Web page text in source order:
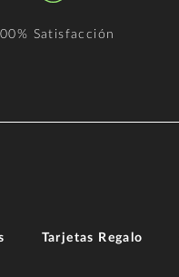
Satisfacción
Tarjetas Regalo